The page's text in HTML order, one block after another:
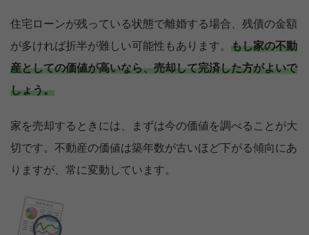
住宅ローンが残っている状態で離婚する場合、残債の金額
が多ければ折半が難しい可能性もあります。 もし家の不動
産としての価値が高いなら、売却して完済した方がよいで
しょう。
家を売却するときには、まずは今の価値を調べることが大
切です。不動産の価値は築年数が古いほど下がる傾向にあ
りますが、常に変動しています。